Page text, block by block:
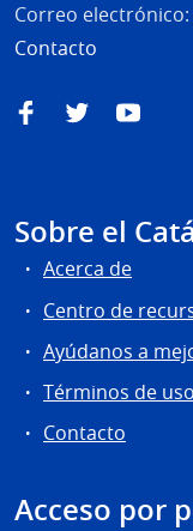
Correo electrónico:
Contacto
FacebookTwitterYouTube
Sobre el
Acerca de
Centro de
Ayúdanos a
Términos de uso
Contacto
Acceso por